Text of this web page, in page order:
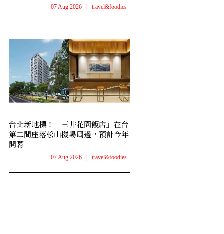
07 Aug 2026 travel&foodies
台北新地標！「三井花園飯店」在台
第二間座落松山機場周邊，預計今年
開幕
07 Aug 2026 travel&foodies